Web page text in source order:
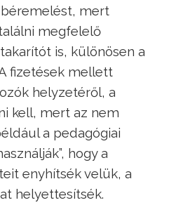
mert
megfelelő
is, különösen a
fizetések mellett
helyzetéről, a
kell, mert az nem
a pedagógiai
hogy a
enyhítsék velük, a
helyettesítsék.